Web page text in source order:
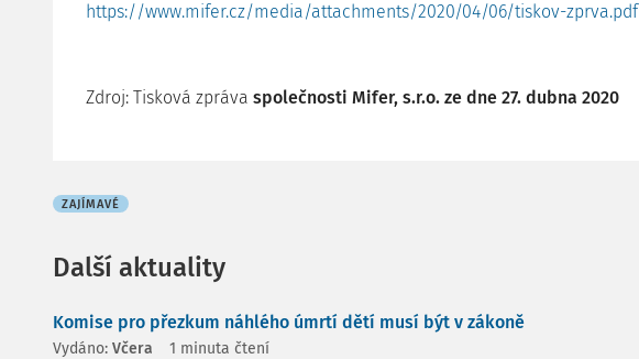
https://www.mifer.cz/media/attachments/2020/04/06/tiskov-zprva.pdf
Zdroj: Tisková zpráva společnosti Mifer, s.r.o. ze dne 27. dubna 2020
ZAJÍMAVÉ
Další aktuality
Komise pro přezkum náhlého úmrtí dětí musí být v zákoně
Vydáno: Včera 1 minuta čtení